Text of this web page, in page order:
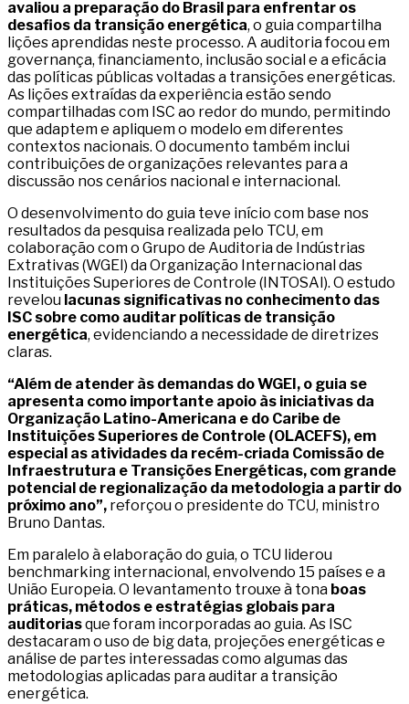
avaliou a preparação do Brasil para enfrentar os
desafios da transição energética, o guia compartilha
lições aprendidas neste processo. A auditoria focou em
governança, financiamento, inclusão social e a eficácia
das políticas públicas voltadas a transições energéticas.
As lições extraídas da experiência estão sendo
compartilhadas com ISC ao redor do mundo, permitindo
que adaptem e apliquem o modelo em diferentes
contextos nacionais. O documento também inclui
contribuições de organizações relevantes para a
discussão nos cenários nacional e internacional.
O desenvolvimento do guia teve início com base nos
resultados da pesquisa realizada pelo TCU, em
colaboração com o Grupo de Auditoria de Indústrias
Extrativas (WGEI) da Organização Internacional das
Instituições Superiores de Controle (INTOSAI). O estudo
revelou lacunas significativas no conhecimento das
ISC sobre como auditar políticas de transição
energética, evidenciando a necessidade de diretrizes
claras.
“Além de atender às demandas do WGEI, o guia se
apresenta como importante apoio às iniciativas da
Organização Latino-Americana e do Caribe de
Instituições Superiores de Controle (OLACEFS), em
especial as atividades da recém-criada Comissão de
Infraestrutura e Transições Energéticas, com grande
potencial de regionalização da metodologia a partir do
próximo ano”, reforçou o presidente do TCU, ministro
Bruno Dantas.
Em paralelo à elaboração do guia, o TCU liderou
benchmarking internacional, envolvendo 15 países e a
União Europeia. O levantamento trouxe à tona boas
práticas, métodos e estratégias globais para
auditoriasque foram incorporadas ao guia. As ISC
destacaram o uso de big data, projeções energéticas e
análise de partes interessadas como algumas das
metodologias aplicadas para auditar a transição
energética.